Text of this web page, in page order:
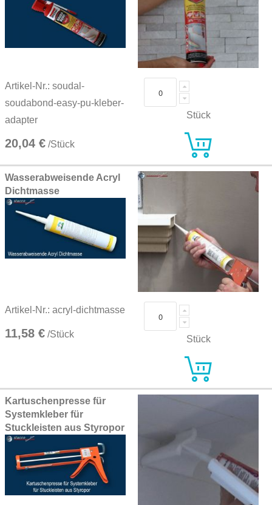
Artikel-Nr.: soudal-
soudabond-easy-pu-kleber-
adapter
20,04 € /Stück
Stück
Wasserabweisende Acryl
Dichtmasse
Artikel-Nr.: acryl-dichtmasse
11,58 € /Stück Stück
Kartuschenpresse für
Systemkleber für
Stuckleisten aus Styropor